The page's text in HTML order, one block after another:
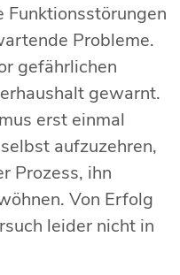
Funktionsstörungen
Probleme.
gefährlichen
gewarnt.
erst einmal
aufzuzehren,
Prozess, ihn
Von Erfolg
leider nicht in